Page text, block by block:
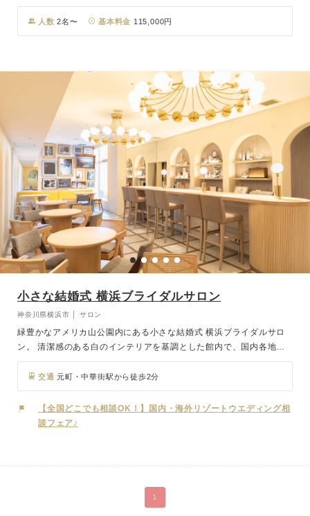
って天下を治めた源頼朝公 が、治承4（1180）年に鎌倉に近いここ
葉山の聖地に三嶋明神の御分霊を歓請して創建。長く謝恩 の誠をさ
さげ、災厄が生じると加持祈祷が行われたと伝えられます。 開運・
訪れます。 相模湾、富士山、江ノ島、伊豆箱根の山並みなどの雄大
な景色が広がり、海風と心地よい波音を 感じられる唯一無二のロケ
ーション。 おふたりの門出の日を、こころ清らかにお迎えいただけ
人数 2名〜 基本料金 115,000円
小さな結婚式 横浜ブライダルサロン
神奈川県横浜市 │ サロン
緑豊かなアメリカ山公園内にある小さな結婚式 横浜ブライダルサロ
ン。 清潔感のある白のインテリアを基調とした館内で、国内各地の
ホテル・レストランウェディング、北海道から沖縄、ハワイ、グアム
などのリゾートウェディング、写真だけ希望のお二人のためにフォト
ウェディング…など、さまざまなご相談に応じております。お二人の
お越しをお待ちしております。
交通 元町・中華街駅から徒歩2分
【全国どこでも相談OK！】国内・海外リゾートウエディング相
談フェア♪
1